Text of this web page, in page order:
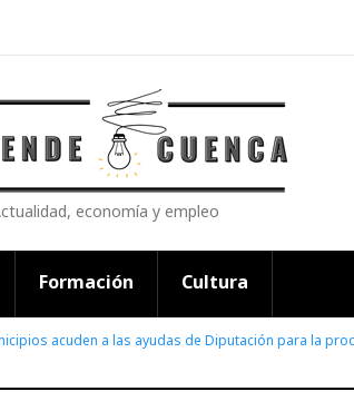
economía y empleo
Formación Cultura
acuden a las ayudas de Diputación para la